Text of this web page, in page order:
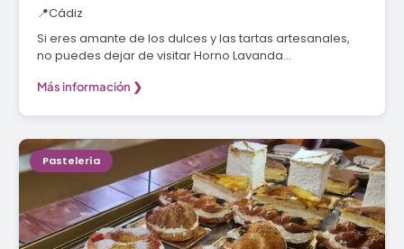
📍Cádiz
Si eres amante de los dulces y las tartas artesanales,
no puedes dejar de visitar Horno Lavanda…
Más información ❯
Pastelería